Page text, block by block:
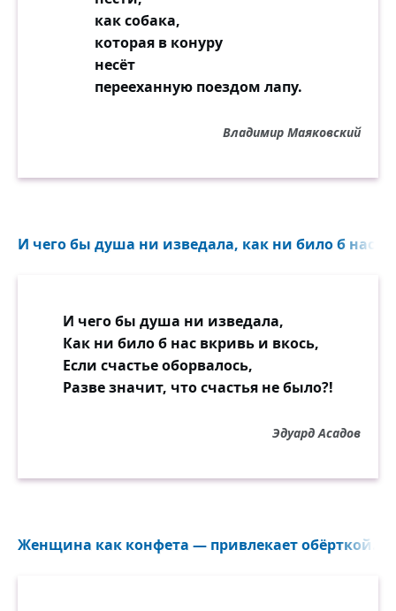
как собака,
которая в конуру
несёт
перееханную поездом лапу.
Владимир Маяковский
И чего бы душа ни изведала, как ни било б нас
И чего бы душа ни изведала,
Как ни било б нас вкривь и вкось,
Если счастье оборвалось,
Разве значит, что счастья не было?!
Эдуард Асадов
Женщина как конфета — привлекает обёрткой...